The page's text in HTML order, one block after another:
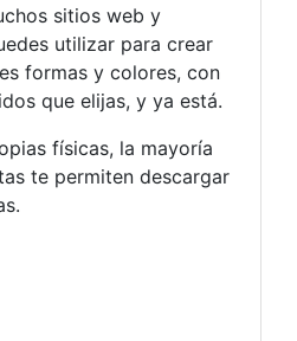
sitios web y
utilizar para crear
formas y colores, con
que elijas, y ya está.
físicas, la mayoría
te permiten descargar